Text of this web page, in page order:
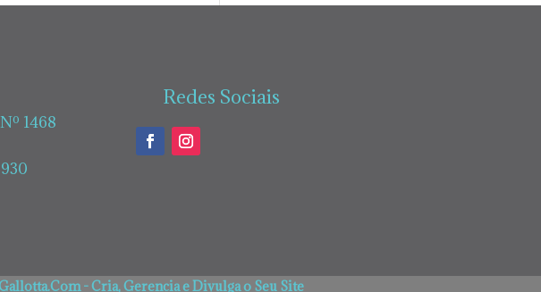
1468
Redes Sociais
- Cria, Gerencia e Divulga o Seu Site